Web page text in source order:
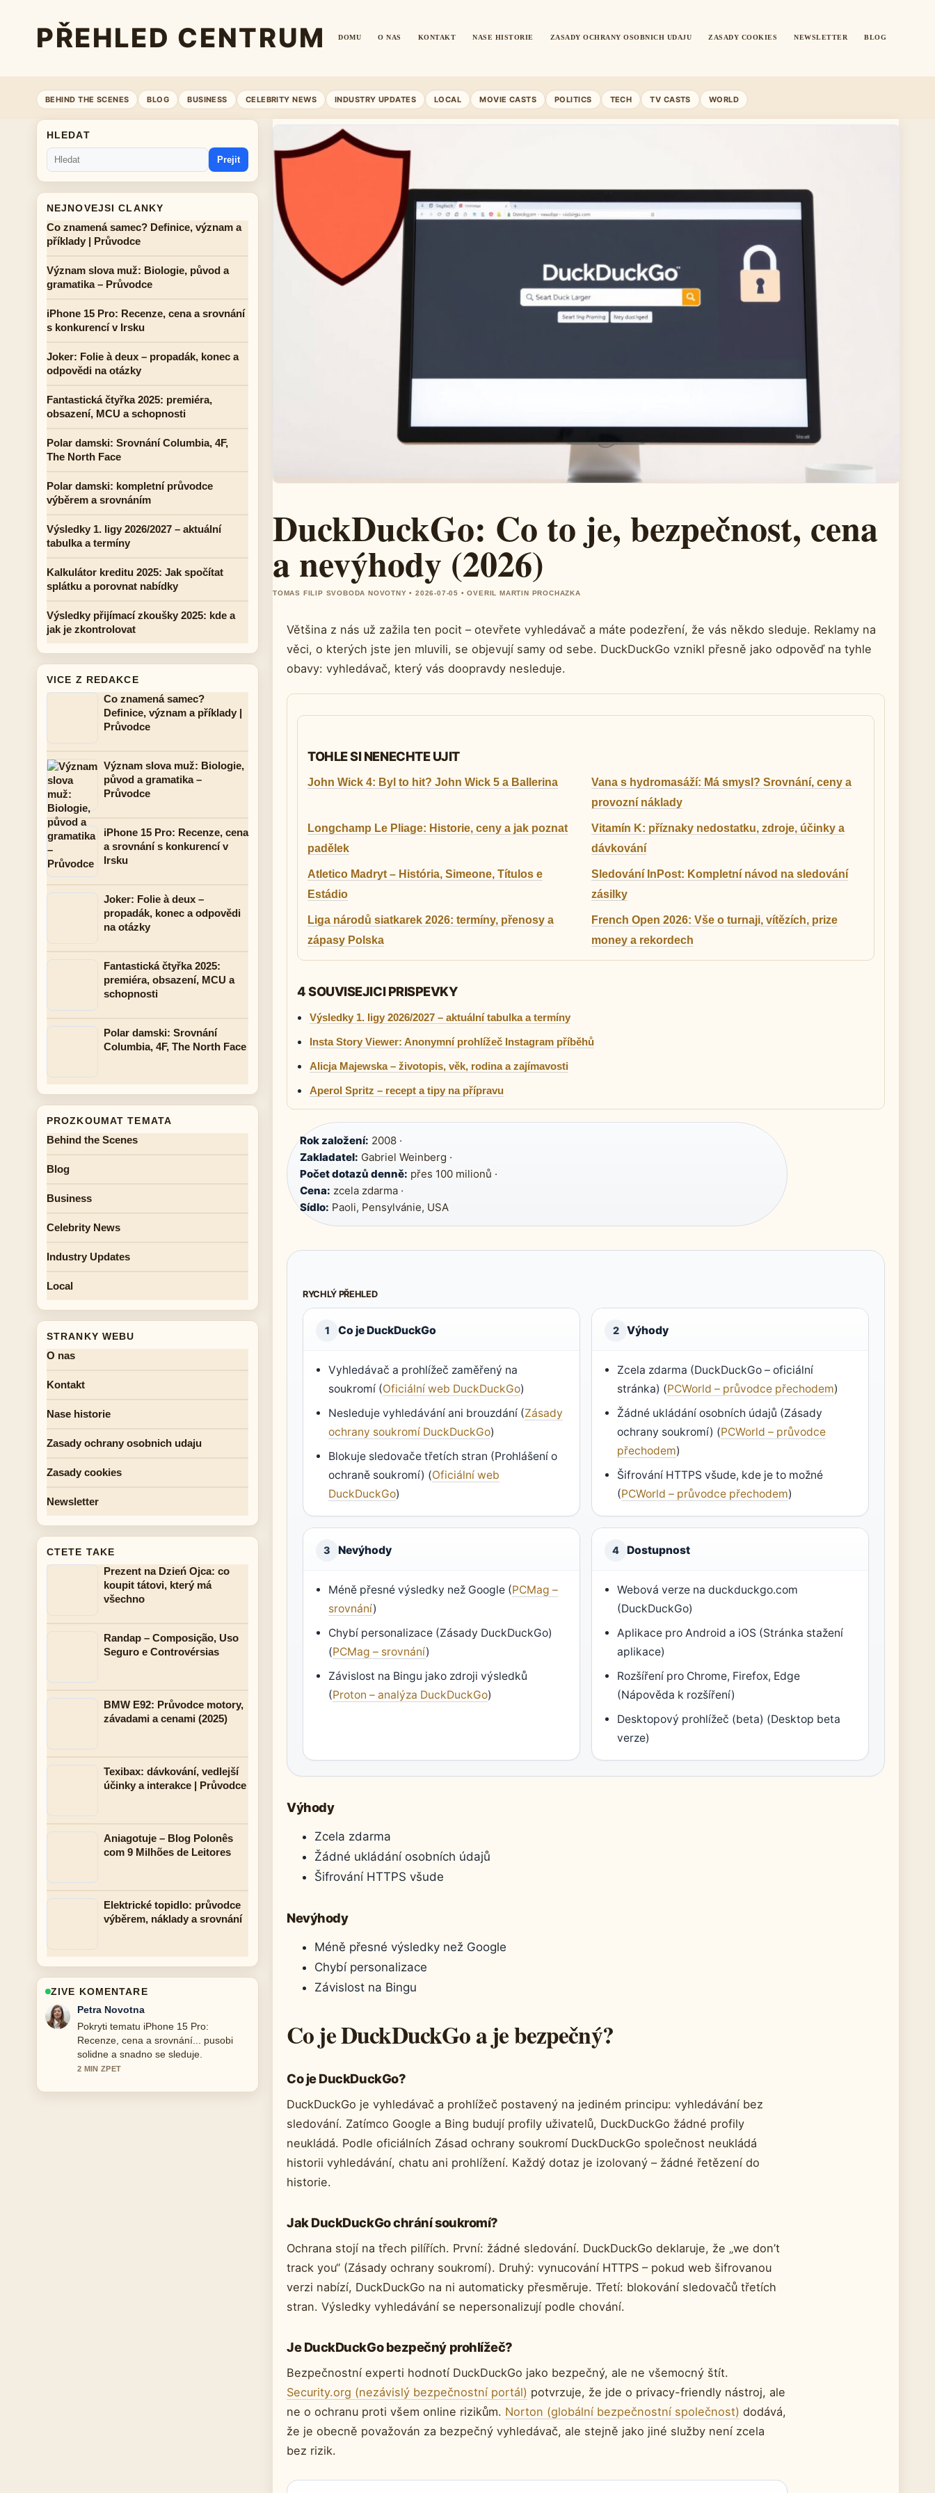
PŘEHLED CENTRUM DOMU O NAS KONTAKT NASE HISTORIE ZASADY OCHRANY OSOBNICH UDAJU ZASADY COOKIES NEWSLETTER BLOG
BEHIND THE SCENES BLOG BUSINESS CELEBRITY NEWS INDUSTRY UPDATES LOCAL MOVIE CASTS POLITICS TECH TV CASTS WORLD
DuckDuckGo: Co to je, bezpečnost, cena
a nevýhody (2026)
TOMAS FILIP SVOBODA NOVOTNY • 2026-07-05 • OVERIL MARTIN PROCHAZKA
Většina z nás už zažila ten pocit – otevřete vyhledávač a máte podezření, že vás někdo sleduje. Reklamy na
věci, o kterých jste jen mluvili, se objevují samy od sebe. DuckDuckGo vznikl přesně jako odpověď na tyhle
obavy: vyhledávač, který vás doopravdy nesleduje.
TOHLE SI NENECHTE UJIT
John Wick 4: Byl to hit? John Wick 5 a Ballerina
Vana s hydromasáží: Má smysl? Srovnání, ceny a
provozní náklady
Longchamp Le Pliage: Historie, ceny a jak poznat
padělek
Vitamín K: příznaky nedostatku, zdroje, účinky a
dávkování
Atletico Madryt – História, Simeone, Títulos e
Estádio
Sledování InPost: Kompletní návod na sledování
zásilky
Liga národů siatkarek 2026: termíny, přenosy a
zápasy Polska
French Open 2026: Vše o turnaji, vítězích, prize
money a rekordech
4 SOUVISEJICI PRISPEVKY
Výsledky 1. ligy 2026/2027 – aktuální tabulka a termíny
Insta Story Viewer: Anonymní prohlížeč Instagram příběhů
Alicja Majewska – životopis, věk, rodina a zajímavosti
Aperol Spritz – recept a tipy na přípravu
Rok založení: 2008 ·
Zakladatel: Gabriel Weinberg ·
Počet dotazů denně: přes 100 milionů ·
Cena: zcela zdarma ·
Sídlo: Paoli, Pensylvánie, USA
RYCHLÝ PŘEHLED
1 Co je DuckDuckGo
Vyhledávač a prohlížeč zaměřený na
soukromí (Oficiální web DuckDuckGo)
Nesleduje vyhledávání ani brouzdání (Zásady
ochrany soukromí DuckDuckGo)
Blokuje sledovače třetích stran (Prohlášení o
ochraně soukromí) (Oficiální web
DuckDuckGo)
2 Výhody
Zcela zdarma (DuckDuckGo – oficiální
stránka) (PCWorld – průvodce přechodem)
Žádné ukládání osobních údajů (Zásady
ochrany soukromí) (PCWorld – průvodce
přechodem)
Šifrování HTTPS všude, kde je to možné
(PCWorld – průvodce přechodem)
3 Nevýhody
Méně přesné výsledky než Google (PCMag –
srovnání)
Chybí personalizace (Zásady DuckDuckGo)
(PCMag – srovnání)
Závislost na Bingu jako zdroji výsledků
(Proton – analýza DuckDuckGo)
4 Dostupnost
Webová verze na duckduckgo.com
(DuckDuckGo)
Aplikace pro Android a iOS (Stránka stažení
aplikace)
Rozšíření pro Chrome, Firefox, Edge
(Nápověda k rozšíření)
Desktopový prohlížeč (beta) (Desktop beta
verze)
Výhody
Zcela zdarma
Žádné ukládání osobních údajů
Šifrování HTTPS všude
Nevýhody
Méně přesné výsledky než Google
Chybí personalizace
Závislost na Bingu
Co je DuckDuckGo a je bezpečný?
Co je DuckDuckGo?
DuckDuckGo je vyhledávač a prohlížeč postavený na jediném principu: vyhledávání bez
sledování. Zatímco Google a Bing budují profily uživatelů, DuckDuckGo žádné profily
neukládá. Podle oficiálních Zásad ochrany soukromí DuckDuckGo společnost neukládá
historii vyhledávání, chatu ani prohlížení. Každý dotaz je izolovaný – žádné řetězení do
historie.
Jak DuckDuckGo chrání soukromí?
Ochrana stojí na třech pilířích. První: žádné sledování. DuckDuckGo deklaruje, že „we don’t
track you“ (Zásady ochrany soukromí). Druhý: vynucování HTTPS – pokud web šifrovanou
verzi nabízí, DuckDuckGo na ni automaticky přesměruje. Třetí: blokování sledovačů třetích
stran. Výsledky vyhledávání se nepersonalizují podle chování.
Je DuckDuckGo bezpečný prohlížeč?
Bezpečnostní experti hodnotí DuckDuckGo jako bezpečný, ale ne všemocný štít.
Security.org (nezávislý bezpečnostní portál) potvrzuje, že jde o privacy-friendly nástroj, ale
ne o ochranu proti všem online rizikům. Norton (globální bezpečnostní společnost) dodává,
že je obecně považován za bezpečný vyhledávač, ale stejně jako jiné služby není zcela
bez rizik.
HLEDAT
Prejit
NEJNOVEJSI CLANKY
Co znamená samec? Definice, význam a
příklady | Průvodce
Význam slova muž: Biologie, původ a
gramatika – Průvodce
iPhone 15 Pro: Recenze, cena a srovnání
s konkurencí v Irsku
Joker: Folie à deux – propadák, konec a
odpovědi na otázky
Fantastická čtyřka 2025: premiéra,
obsazení, MCU a schopnosti
Polar damski: Srovnání Columbia, 4F,
The North Face
Polar damski: kompletní průvodce
výběrem a srovnáním
Výsledky 1. ligy 2026/2027 – aktuální
tabulka a termíny
Kalkulátor kreditu 2025: Jak spočítat
splátku a porovnat nabídky
Výsledky přijímací zkoušky 2025: kde a
jak je zkontrolovat
VICE Z REDAKCE
Co znamená samec?
Definice, význam a příklady |
Průvodce
Význam slova muž: Biologie,
původ a gramatika –
Průvodce
iPhone 15 Pro: Recenze, cena
a srovnání s konkurencí v
Irsku
Joker: Folie à deux –
propadák, konec a odpovědi
na otázky
Fantastická čtyřka 2025:
premiéra, obsazení, MCU a
schopnosti
Polar damski: Srovnání
Columbia, 4F, The North Face
PROZKOUMAT TEMATA
Behind the Scenes
Blog
Business
Celebrity News
Industry Updates
Local
STRANKY WEBU
O nas
Kontakt
Nase historie
Zasady ochrany osobnich udaju
Zasady cookies
Newsletter
CTETE TAKE
Prezent na Dzień Ojca: co
koupit tátovi, který má
všechno
Randap – Composição, Uso
Seguro e Controvérsias
BMW E92: Průvodce motory,
závadami a cenami (2025)
Texibax: dávkování, vedlejší
účinky a interakce | Průvodce
Aniagotuje – Blog Polonês
com 9 Milhões de Leitores
Elektrické topidlo: průvodce
výběrem, náklady a srovnání
ZIVE KOMENTARE
Jakub Dvorak
Vyborna verifikace kolem Co znamená
samec? Definice, význam a příklady....
Vic redakci by melo psat timto stylem.
4 MIN ZPET